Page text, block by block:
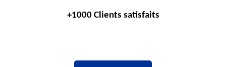
+1000 Clients satisfaits